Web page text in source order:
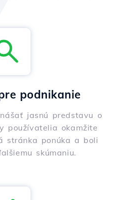
podnikanie
jasnú predstavu o
používatelia okamžite
stránka ponúka a boli
skúmaniu.